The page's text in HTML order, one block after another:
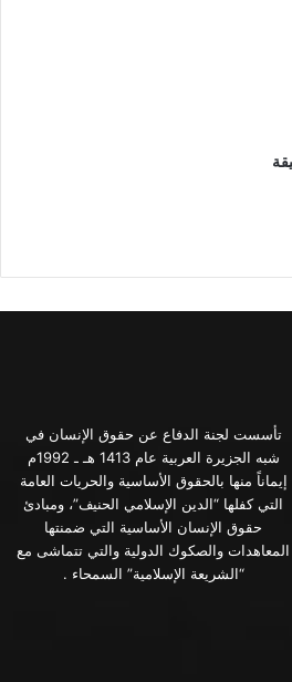
تأسست لجنة الدفاع عن حقوق الإنسان في
شبه الجزيرة العربية عام 1413 هـ ـ 1992م
إيماناً منها بالحقوق الأساسية والحريات العامة
التي كفلها “الدين الإسلامي الحنيف”، ومبادئ
حقوق الإنسان الأساسية التي ضمنتها
المعاهدات والصكوك الدولية والتي تتماشى مع
“الشريعة الإسلامية” السمحاء .